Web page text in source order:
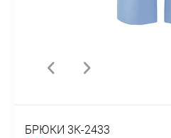
БРЮКИ 3К-2433